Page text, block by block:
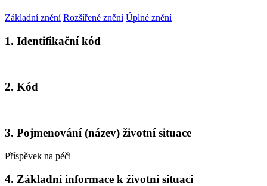
Základní znění Rozšířené znění Úplné znění
1. Identifikační kód
2. Kód
3. Pojmenování (název) životní situace
Příspěvek na péči
4. Základní informace k životní situaci